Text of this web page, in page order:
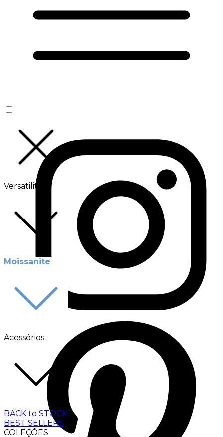
Versatilité
Moissanite
Acessórios
BACK to STOCK
BEST SELLERS
COLEÇÕES